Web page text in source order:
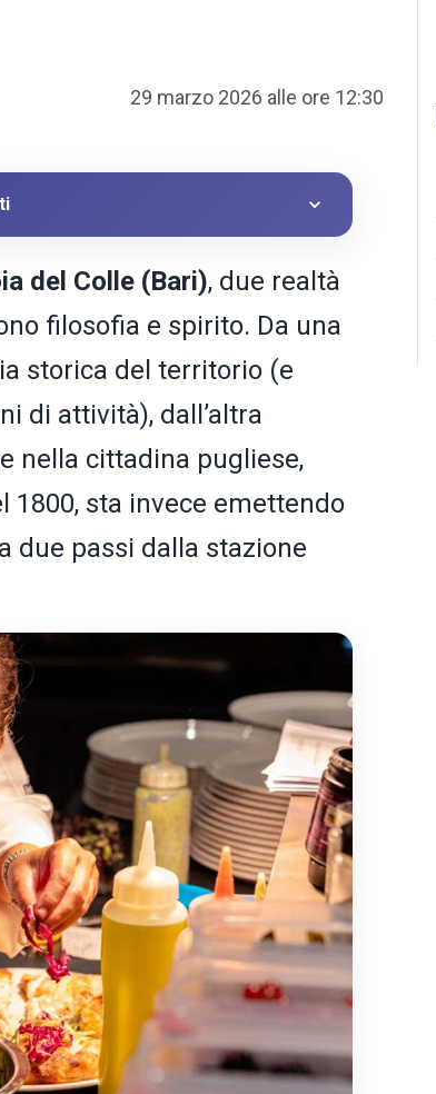
29 marzo 2026 alle ore 12:30
del Colle (Bari), due realtà
filosofia e spirito. Da una
storica del territorio (e
di attività), dall’altra
nella cittadina pugliese,
1800, sta invece emettendo
due passi dalla stazione